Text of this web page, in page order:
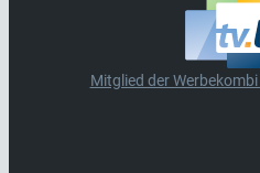
Mitglied der